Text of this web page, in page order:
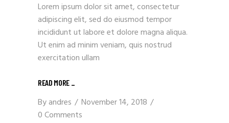
Lorem ipsum dolor sit amet, consectetur
adipiscing elit, sed do eiusmod tempor
incididunt ut labore et dolore magna aliqua.
Ut enim ad minim veniam, quis nostrud
exercitation ullam
READ MORE _
Byandres
November 14, 2018
0 Comments